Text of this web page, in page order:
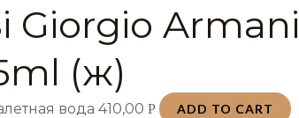
Giorgio
(ж)
вода410,00Р ADD TO CART